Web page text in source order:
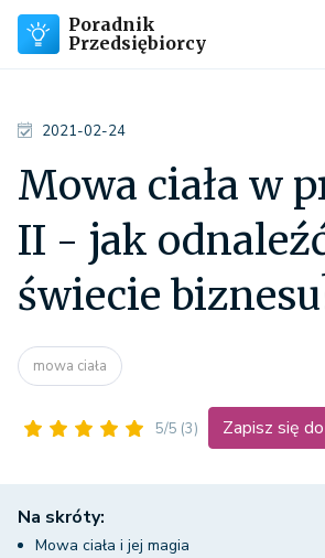
Poradnik
Przedsiębiorcy
2021-02-24
Mowa ciała w
II - jak
świecie
mowa ciała
5/5 (3) Zapisz się
Na skróty:
Mowa ciała i jej magia